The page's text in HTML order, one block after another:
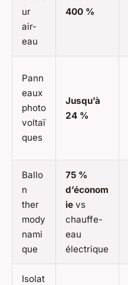
ur
air-
eau
400 %
Pann
eaux
photo
voltaï
ques
Jusqu’à
24 %
Ballo
n
ther
mody
nami
que
75 %
d’économ
ie vs
chauffe-
eau
électrique
Isolat